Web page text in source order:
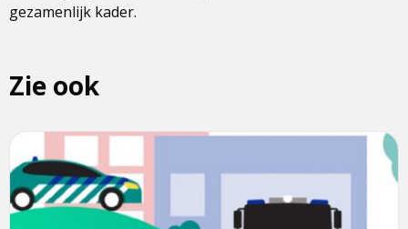
gezamenlijk kader.
Zie ook
Lees
meer
over
Verduurzamen